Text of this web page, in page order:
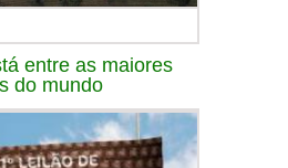
entre as maiores
do mundo